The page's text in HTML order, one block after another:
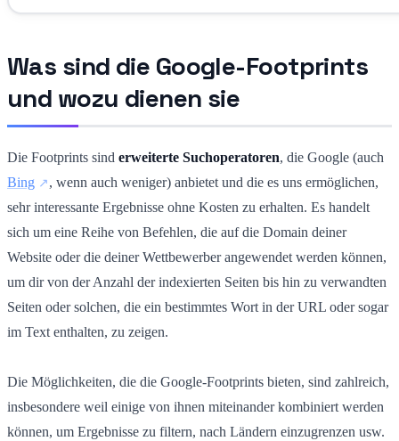
Was sind die Google-Footprints
und wozu dienen sie
Die Footprints sind erweiterte Suchoperatoren, die Google (auch
Bing
, wenn auch weniger) anbietet und die es uns ermöglichen,
sehr interessante Ergebnisse ohne Kosten zu erhalten. Es handelt
sich um eine Reihe von Befehlen, die auf die Domain deiner
Website oder die deiner Wettbewerber angewendet werden können,
um dir von der Anzahl der indexierten Seiten bis hin zu verwandten
Seiten oder solchen, die ein bestimmtes Wort in der URL oder sogar
im Text enthalten, zu zeigen.
Die Möglichkeiten, die die Google-Footprints bieten, sind zahlreich,
insbesondere weil einige von ihnen miteinander kombiniert werden
können, um Ergebnisse zu filtern, nach Ländern einzugrenzen usw.